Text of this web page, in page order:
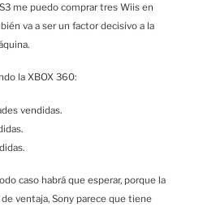
me puedo comprar tres Wiis en
va a ser un factor decisivo a la
la XBOX 360:
vendidas.
caso habrá que esperar, porque la
ventaja, Sony parece que tiene